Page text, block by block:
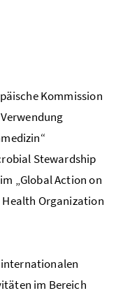
Kommission
Stewardship
„Global Action on
Health Organization
im Bereich